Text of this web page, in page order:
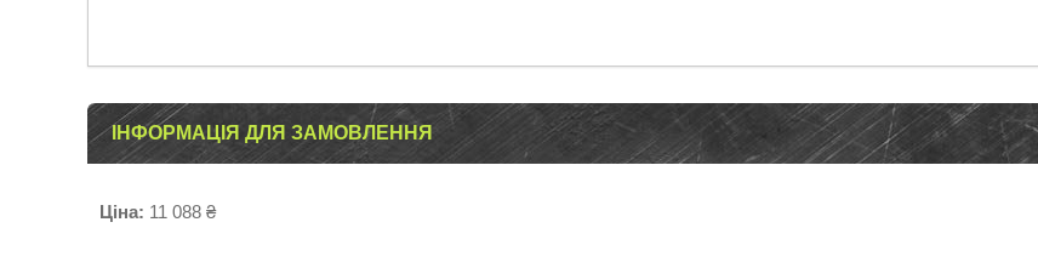
ІНФОРМАЦІЯ ДЛЯ ЗАМОВЛЕННЯ
Ціна: 11 088 ₴